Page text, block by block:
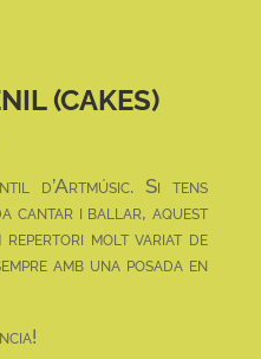
(CAKES)
d’Artmúsic. Si tens
cantar i ballar, aquest
repertori molt variat de
amb una posada en